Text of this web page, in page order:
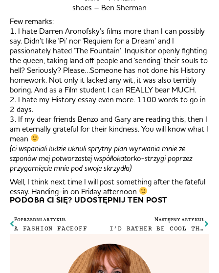
shoes – Ben Sherman
Few remarks:
1. I hate Darren Aronofsky’s films more than I can possibly
say. Didn’t like 'Pi’ nor 'Requiem for a Dream’ and I
passionately hated 'The Fountain’. Inquisitor openly fighting
the queen, taking land off people and 'sending’ their souls to
hell? Seriously? Please…Someone has not done his History
homework. Not only it lacked any wit, it was also terribly
boring. And as a Film student I can REALLY bear MUCH.
2. I hate my History essay even more. 1100 words to go in
2 days.
3. If my dear friends Benzo and Gary are reading this, then I
am eternally grateful for their kindness. You will know what I
mean
(ci wspaniali ludzie uknuli sprytny plan wyrwania mnie ze
szponów mej potworzastej współlokatorko-strzygi poprzez
przygarnięcie mnie pod swoje skrzydła)
Well, I think next time I will post something after the fateful
essay. Handing-in on Friday afternoon
PODOBA CI SIĘ? UDOSTĘPNIJ TEN POST
Poprzedni artykuł
A FASHION FACEOFF
Następny artykuł
I’D RATHER BE COOL THAN DEAD.